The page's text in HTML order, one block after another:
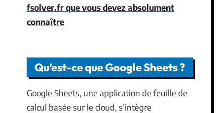
fsolver.fr que vous devez absolument
connaître
Qu’est-ce que Google Sheets ?
Google Sheets, une application de feuille de
calcul basée sur le cloud, s’intègre